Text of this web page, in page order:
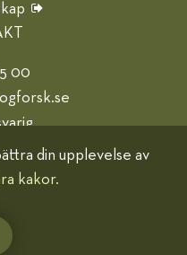
00
bättre
din upplevelse av
kakor.